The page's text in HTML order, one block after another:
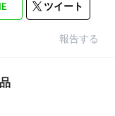
ツイート
報告する